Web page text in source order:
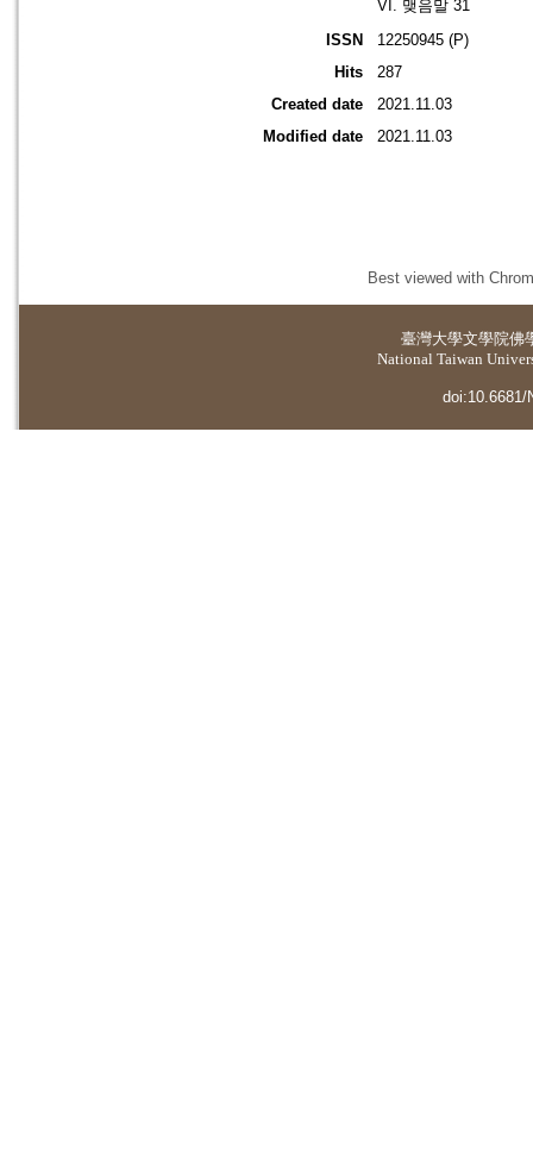
VI. 맺음말 31
ISSN
12250945 (P)
Hits
287
Created date
2021.11.03
Modified date
2021.11.03
Best viewed with
臺灣大學文學院佛
National Taiwan
doi:10.6681/